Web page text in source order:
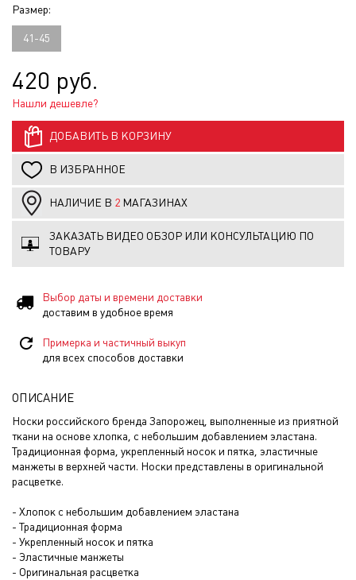
Размер:
41-45
420 руб.
Нашли дешевле?
ДОБАВИТЬ В КОРЗИНУ
В ИЗБРАННОЕ
НАЛИЧИЕ В 2 МАГАЗИНАХ
ЗАКАЗАТЬ ВИДЕО ОБЗОР ИЛИ КОНСУЛЬТАЦИЮ ПО
ТОВАРУ
Выбор даты и времени доставки
доставим в удобное время
Примерка и частичный выкуп
для всех способов доставки
ОПИСАНИЕ
Носки российского бренда Запорожец, выполненные из приятной
ткани на основе хлопка, с небольшим добавлением эластана.
Традиционная форма, укрепленный носок и пятка, эластичные
манжеты в верхней части. Носки представлены в оригинальной
расцветке.
- Хлопок с небольшим добавлением эластана
- Традиционная форма
- Укрепленный носок и пятка
- Эластичные манжеты
- Оригинальная расцветка